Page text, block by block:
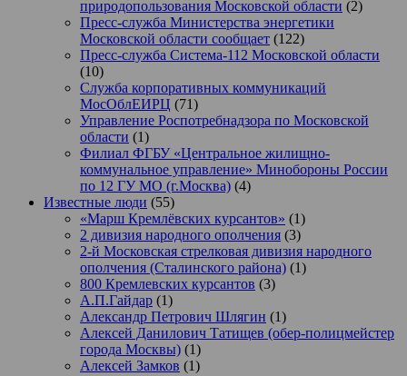
природопользования Московской области (2)
Пресс-служба Министерства энергетики
Московской области сообщает (122)
Пресс-служба Система-112 Московской области
(10)
Служба корпоративных коммуникаций
МосОблЕИРЦ (71)
Управление Роспотребнадзора по Московской
области (1)
Филиал ФГБУ «Центральное жилищно-
коммунальное управление» Минобороны России
по 12 ГУ МО (г.Москва) (4)
Известные люди (55)
«Марш Кремлёвских курсантов» (1)
2 дивизия народного ополчения (3)
2-й Московская стрелковая дивизия народного
ополчения (Сталинского района) (1)
800 Кремлевских курсантов (3)
А.П.Гайдар (1)
Александр Петрович Шлягин (1)
Алексей Данилович Татищев (обер-полицмейстер
города Москвы) (1)
Алексей Замков (1)